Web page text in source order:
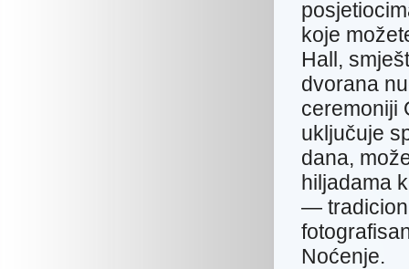
koje
Hall,
dvorana
ceremoniji
uključuje
dana,
hiljadama
—
Noćenje.